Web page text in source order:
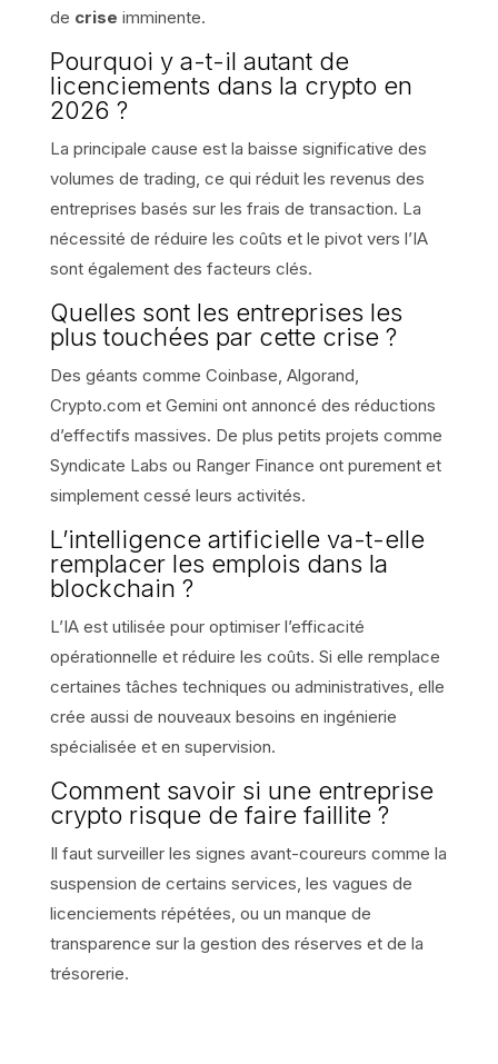
de crise imminente.
Pourquoi y a-t-il autant de
licenciements dans la crypto en
2026 ?
La principale cause est la baisse significative des
volumes de trading, ce qui réduit les revenus des
entreprises basés sur les frais de transaction. La
nécessité de réduire les coûts et le pivot vers l’IA
sont également des facteurs clés.
Quelles sont les entreprises les
plus touchées par cette crise ?
Des géants comme Coinbase, Algorand,
Crypto.com et Gemini ont annoncé des réductions
d’effectifs massives. De plus petits projets comme
Syndicate Labs ou Ranger Finance ont purement et
simplement cessé leurs activités.
L’intelligence artificielle va-t-elle
remplacer les emplois dans la
blockchain ?
L’IA est utilisée pour optimiser l’efficacité
opérationnelle et réduire les coûts. Si elle remplace
certaines tâches techniques ou administratives, elle
crée aussi de nouveaux besoins en ingénierie
spécialisée et en supervision.
Comment savoir si une entreprise
crypto risque de faire faillite ?
Il faut surveiller les signes avant-coureurs comme la
suspension de certains services, les vagues de
licenciements répétées, ou un manque de
transparence sur la gestion des réserves et de la
trésorerie.